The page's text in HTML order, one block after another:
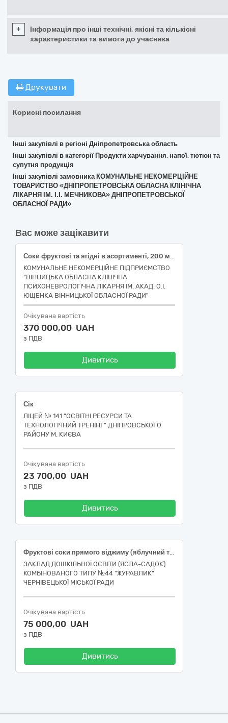
+
Інформація про інші технічні, якісні та кількісні
характеристики та вимоги до учасника
Друкувати
Корисні посилання
Інші закупівлі в регіоні Дніпропетровська область
Інші закупівлі в категорії Продукти харчування, напої, тютюн та
супутня продукція
Інші закупівлі замовника КОМУНАЛЬНЕ НЕКОМЕРЦІЙНЕ
ТОВАРИСТВО «ДНІПРОПЕТРОВСЬКА ОБЛАСНА КЛІНІЧНА
ЛІКАРНЯ ІМ. І.І. МЕЧНИКОВА» ДНІПРОПЕТРОВСЬКОЇ
ОБЛАСНОЇ РАДИ»
Вас може зацікавити
Соки фруктові та ягідні в асортименті, 200 мл, відновлені, пастеризовані, без цукру (15321000-4 Фруктові соки)
КОМУНАЛЬНЕ НЕКОМЕРЦІЙНЕ ПІДПРИЄМСТВО
"ВІННИЦЬКА ОБЛАСНА КЛІНІЧНА
ПСИХОНЕВРОЛОГІЧНА ЛІКАРНЯ ІМ. АКАД. О.І.
ЮЩЕНКА ВІННИЦЬКОЇ ОБЛАСНОЇ РАДИ"
Очікувана вартість
370 000,00 UAH
з ПДВ
Дивитись
Сік
ЛІЦЕЙ № 141 "ОСВІТНІ РЕСУРСИ ТА
ТЕХНОЛОГІЧНИЙ ТРЕНІНГ" ДНІПРОВСЬКОГО
РАЙОНУ М. КИЄВА
Очікувана вартість
23 700,00 UAH
з ПДВ
Дивитись
Фруктові соки прямого віджиму (яблучний та яблучно-грушевий) у тарі Bag-in-box 10 л
ЗАКЛАД ДОШКІЛЬНОЇ ОСВІТИ (ЯСЛА-САДОК)
КОМБІНОВАНОГО ТИПУ №44 "ЖУРАВЛИК"
ЧЕРНІВЕЦЬКОЇ МІСЬКОЇ РАДИ
Очікувана вартість
75 000,00 UAH
з ПДВ
Дивитись